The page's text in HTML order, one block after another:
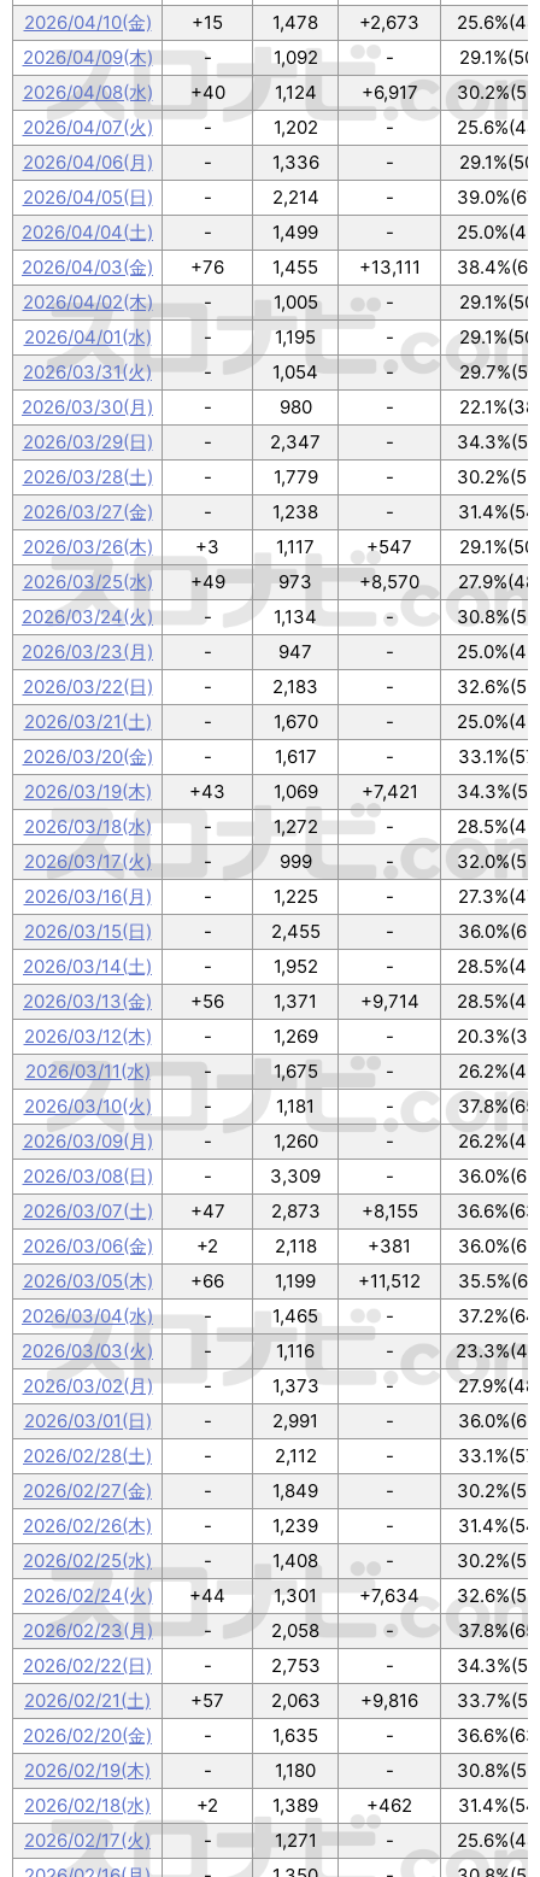
2026/04/10(金)
+15 1,478 +2,673
2026/04/09(木)
- 1,092 -
2026/04/08(水)
+40 1,124 +6,917
2026/04/07(火)
- 1,202 -
2026/04/06(月)
- 1,336 -
2026/04/05(日)
- 2,214 -
2026/04/04(土)
- 1,499 -
2026/04/03(金)
+76 1,455 +13,111
2026/04/02(木)
- 1,005 -
2026/04/01(水)
- 1,195 -
2026/03/31(火)
- 1,054 -
2026/03/30(月)
- 980 -
2026/03/29(日)
- 2,347 -
2026/03/28(土)
- 1,779 -
2026/03/27(金)
- 1,238 -
2026/03/26(木)
+3 1,117 +547
2026/03/25(水)
+49 973 +8,570
2026/03/24(火)
- 1,134 -
2026/03/23(月)
- 947 -
2026/03/22(日)
- 2,183 -
2026/03/21(土)
- 1,670 -
2026/03/20(金)
- 1,617 -
2026/03/19(木)
+43 1,069 +7,421
2026/03/18(水)
- 1,272 -
2026/03/17(火)
- 999 -
2026/03/16(月)
- 1,225 -
2026/03/15(日)
- 2,455 -
2026/03/14(土)
- 1,952 -
2026/03/13(金)
+56 1,371 +9,714
2026/03/12(木)
- 1,269 -
2026/03/11(水)
- 1,675 -
2026/03/10(火)
- 1,181 -
2026/03/09(月)
- 1,260 -
2026/03/08(日)
- 3,309 -
2026/03/07(土)
+47 2,873 +8,155
2026/03/06(金)
+2 2,118 +381
2026/03/05(木)
+66 1,199 +11,512
2026/03/04(水)
- 1,465 -
2026/03/03(火)
- 1,116 -
2026/03/02(月)
- 1,373 -
2026/03/01(日)
- 2,991 -
2026/02/28(土)
- 2,112 -
2026/02/27(金)
- 1,849 -
2026/02/26(木)
- 1,239 -
2026/02/25(水)
- 1,408 -
2026/02/24(火)
+44 1,301 +7,634
2026/02/23(月)
- 2,058 -
2026/02/22(日)
- 2,753 -
2026/02/21(土)
+57 2,063 +9,816
2026/02/20(金)
- 1,635 -
2026/02/19(木)
- 1,180 -
2026/02/18(水)
+2 1,389 +462
2026/02/17(火)
- 1,271 -